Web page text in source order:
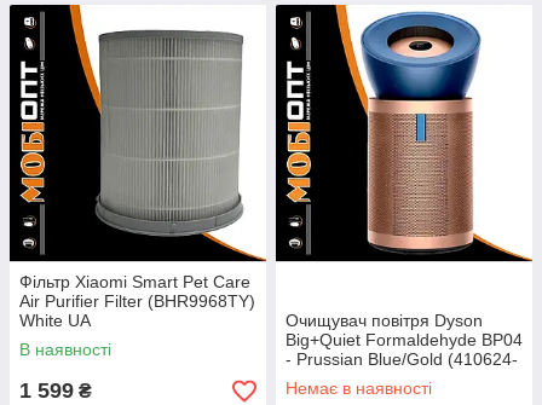
Фільтр Xiaomi Smart Pet Care
Air Purifier Filter (BHR9968TY)
White UA
В наявності
1 599 ₴
Очищувач повітря Dyson
Big+Quiet Formaldehyde BP04
- Prussian Blue/Gold (410624-
01) EU
Немає в наявності